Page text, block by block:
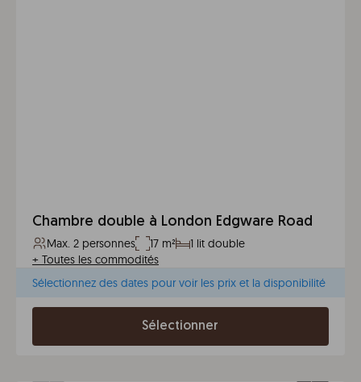
Chambre double à London Edgware Road
Max. 2 personnes 17 m²
1 lit double
+ Toutes les commodités
Sélectionnez des dates pour voir les prix et la disponibilité
Sélectionner